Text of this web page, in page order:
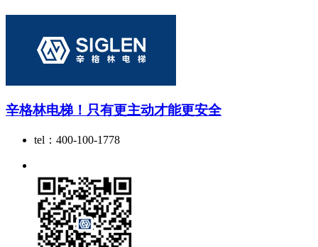
辛格林电梯！只有更主动才能更安全
tel：400-100-1778